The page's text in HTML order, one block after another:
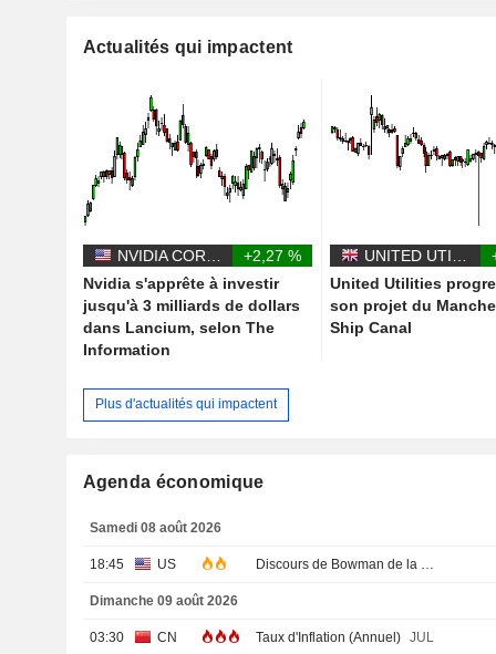
Actualités qui impactent
+2,27 %
Nvidia s'apprête à investir
jusqu'à 3 milliards de dollars
dans Lancium, selon The
Information
United Utilities
son projet du
Ship Canal
Plus d'actualités qui impactent
Agenda économique
Samedi 08 août 2026
18:45 US Discours de Bowman de la Fed
Dimanche 09 août 2026
03:30 CN Taux d'Inflation (Annuel) JUL